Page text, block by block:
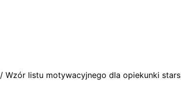
/ Wzór listu motywacyjnego dla opiekunki